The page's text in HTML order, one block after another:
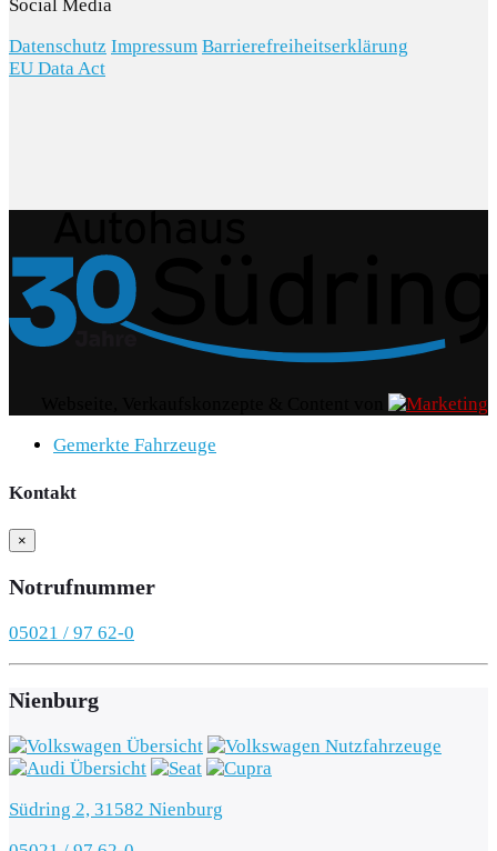
Social Media
Datenschutz Impressum Barrierefreiheitserklärung
EU Data Act
Gemerkte Fahrzeuge
Kontakt
×
Notrufnummer
05021 / 97 62-0
Nienburg
Südring 2, 31582 Nienburg